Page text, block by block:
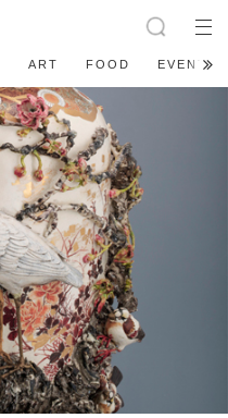
ART FOOD EVENT